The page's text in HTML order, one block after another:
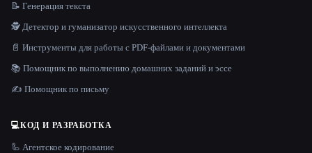
📝 Генерация текста
🕵️ Детектор и гуманизатор искусственного интеллекта
📄 Инструменты для работы с PDF-файлами и документами
📚 Помощник по выполнению домашних заданий и эссе
✍️ Помощник по письму
💻КОД И РАЗРАБОТКА
🦾 Агентское кодирование